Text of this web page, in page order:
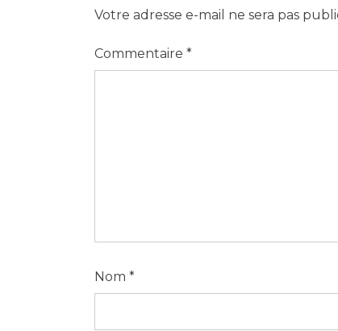
Votre adresse e-mail ne sera pas
Commentaire *
Nom *